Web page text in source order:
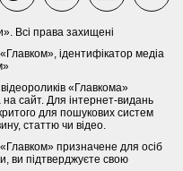
Всі права захищені
ідентифікатор медіа
«Главкома»
на сайт. Для інтернет-видань
для пошукових систем
статтю чи відео.
призначене для осіб
ви підтверджуєте свою